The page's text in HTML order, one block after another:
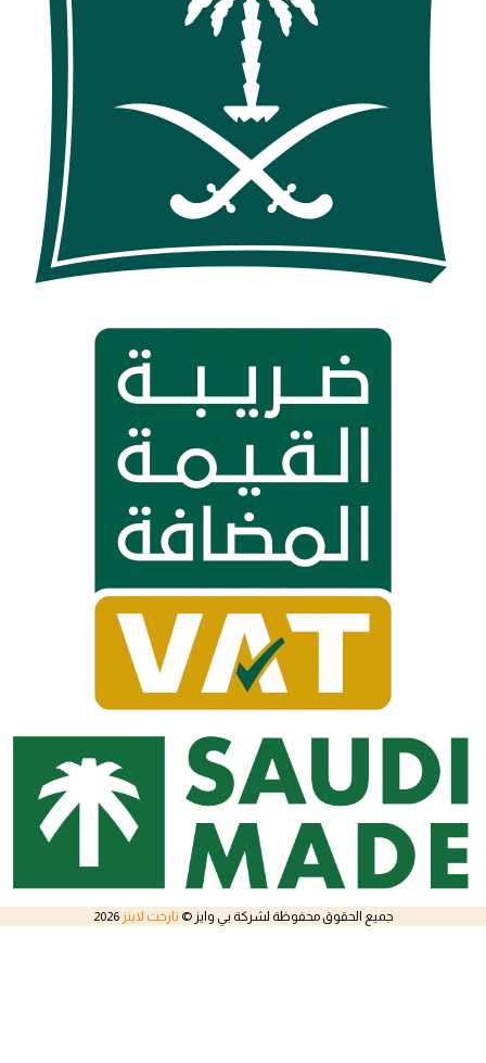
جميع الحقوق محفوظة لشركة بي وايز ©تارجت لاينز2026